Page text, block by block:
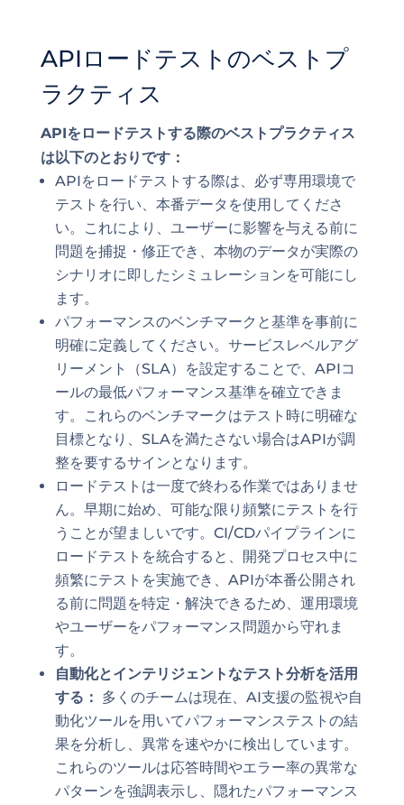
APIロードテストのベストプ
ラクティス
APIをロードテストする際のベストプラクティス
は以下のとおりです：
APIをロードテストする際は、必ず専用環境で
テストを行い、本番データを使用してくださ
い。これにより、ユーザーに影響を与える前に
問題を捕捉・修正でき、本物のデータが実際の
シナリオに即したシミュレーションを可能にし
ます。
パフォーマンスのベンチマークと基準を事前に
明確に定義してください。サービスレベルアグ
リーメント（SLA）を設定することで、APIコ
ールの最低パフォーマンス基準を確立できま
す。これらのベンチマークはテスト時に明確な
目標となり、SLAを満たさない場合はAPIが調
整を要するサインとなります。
ロードテストは一度で終わる作業ではありませ
ん。早期に始め、可能な限り頻繁にテストを行
うことが望ましいです。CI/CDパイプラインに
ロードテストを統合すると、開発プロセス中に
頻繁にテストを実施でき、APIが本番公開され
る前に問題を特定・解決できるため、運用環境
やユーザーをパフォーマンス問題から守れま
す。
自動化とインテリジェントなテスト分析を活用
する： 多くのチームは現在、AI支援の監視や自
動化ツールを用いてパフォーマンステストの結
果を分析し、異常を速やかに検出しています。
これらのツールは応答時間やエラー率の異常な
パターンを強調表示し、隠れたパフォーマンス